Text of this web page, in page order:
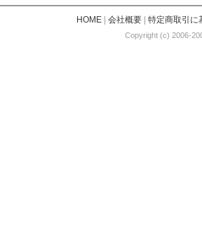
HOME| 会社概要| 特定商取引に
Copyright (c) 2006-